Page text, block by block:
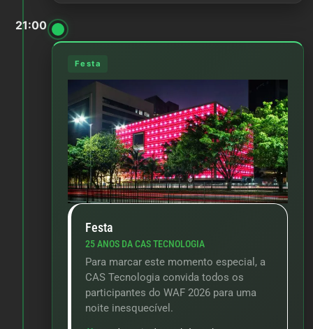
21:00
Festa
Festa
25 ANOS DA CAS TECNOLOGIA
Para marcar este momento especial, a
CAS Tecnologia convida todos os
participantes do WAF 2026 para uma
noite inesquecível.